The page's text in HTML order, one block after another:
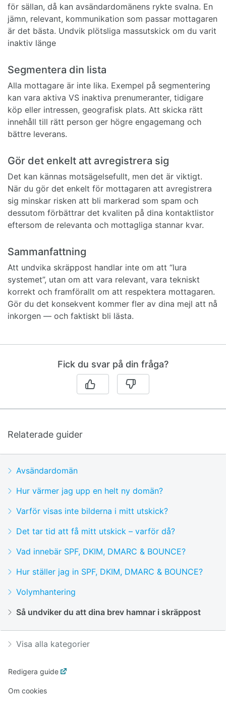
för sällan, då kan avsändardomänens rykte svalna. En
jämn, relevant, kommunikation som passar mottagaren
är det bästa. Undvik plötsliga massutskick om du varit
inaktiv länge
Segmentera din lista
Alla mottagare är inte lika. Exempel på segmentering
kan vara aktiva VS inaktiva prenumeranter, tidigare
köp eller intressen, geografisk plats. Att skicka rätt
innehåll till rätt person ger högre engagemang och
bättre leverans.
Gör det enkelt att avregistrera sig
Det kan kännas motsägelsefullt, men det är viktigt.
När du gör det enkelt för mottagaren att avregistrera
sig minskar risken att bli markerad som spam och
dessutom förbättrar det kvaliten på dina kontaktlistor
eftersom de relevanta och mottagliga stannar kvar.
Sammanfattning
Att undvika skräppost handlar inte om att “lura
systemet”, utan om att vara relevant, vara tekniskt
korrekt och framförallt om att respektera mottagaren.
Gör du det konsekvent kommer fler av dina mejl att nå
inkorgen — och faktiskt bli lästa.
Fick du svar på din fråga?
Relaterade guider
Avsändardomän
Hur värmer jag upp en helt ny domän?
Varför visas inte bilderna i mitt utskick?
Det tar tid att få mitt utskick – varför då?
Vad innebär SPF, DKIM, DMARC & BOUNCE?
Hur ställer jag in SPF, DKIM, DMARC & BOUNCE?
Volymhantering
Så undviker du att dina brev hamnar i skräppost
Visa alla kategorier
Redigera guide
Om cookies